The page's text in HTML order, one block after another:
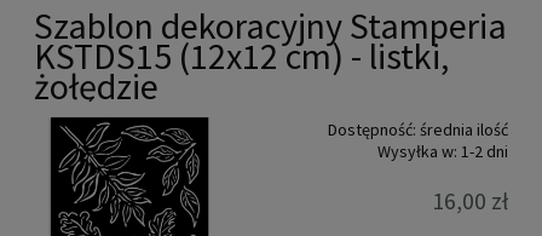
Szablon dekoracyjny Stamperia
KSTDS15 (12x12 cm) - listki,
żołędzie
Dostępność: średnia ilość
Wysyłka w: 1-2 dni
16,00 zł